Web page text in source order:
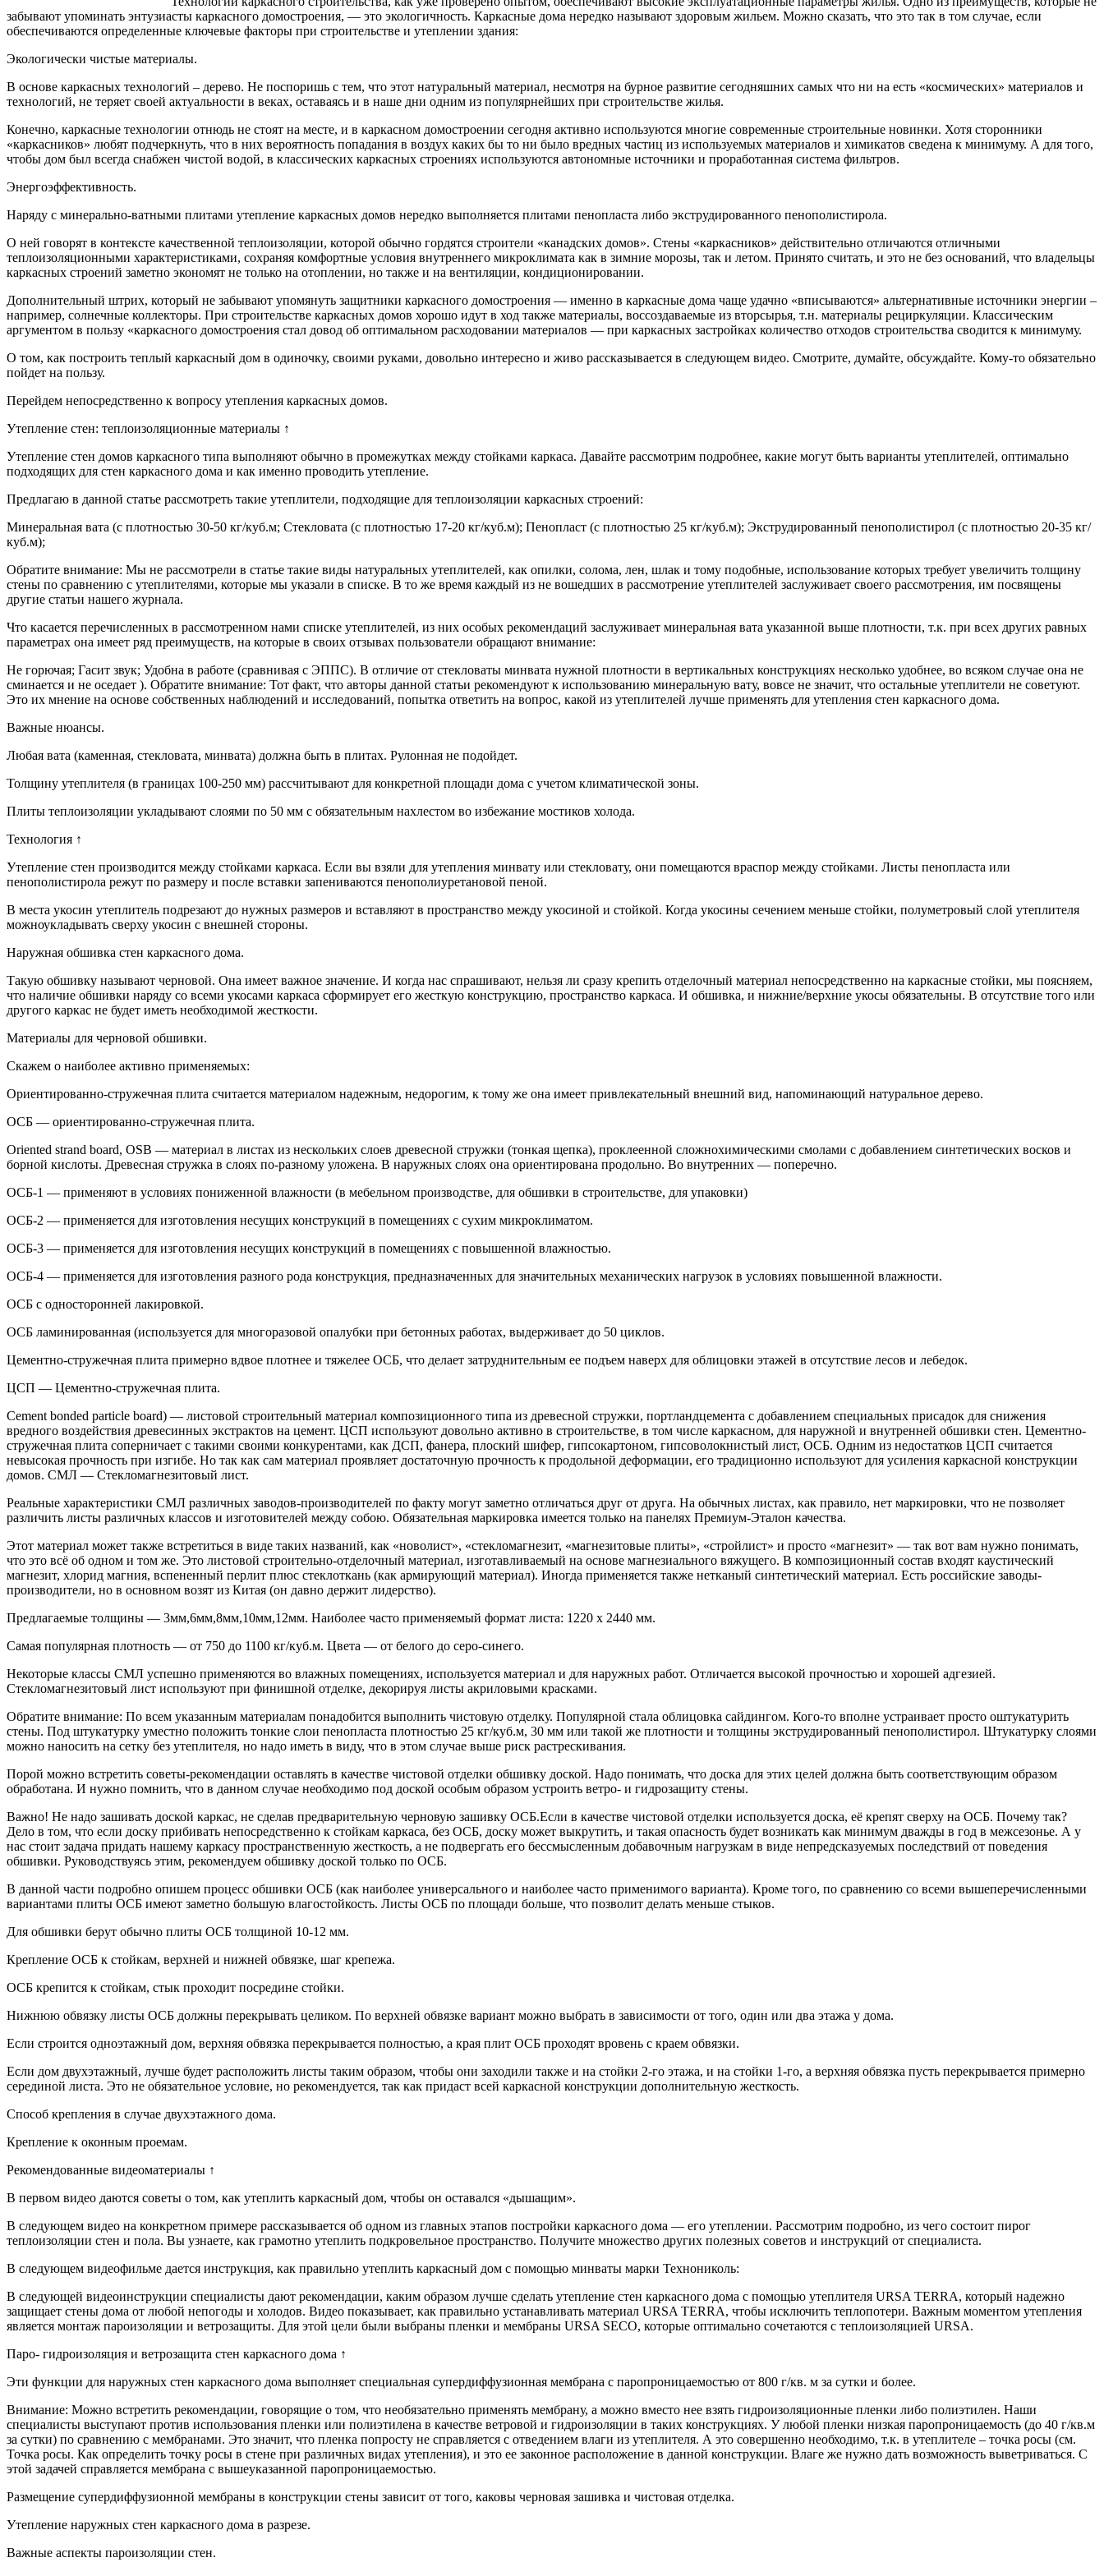
забывают упоминать энтузиасты каркасного домостроения, — это экологичность. Каркасные дома нередко называют здоровым жильем. Можно сказать, что это так в том случае, если
обеспечиваются определенные ключевые факторы при строительстве и утеплении здания:
Экологически чистые материалы.
В основе каркасных технологий – дерево. Не поспоришь с тем, что этот натуральный материал, несмотря на бурное развитие сегодняшних самых что ни на есть «космических» материалов и
технологий, не теряет своей актуальности в веках, оставаясь и в наше дни одним из популярнейших при строительстве жилья.
Конечно, каркасные технологии отнюдь не стоят на месте, и в каркасном домостроении сегодня активно используются многие современные строительные новинки. Хотя сторонники
«каркасников» любят подчеркнуть, что в них вероятность попадания в воздух каких бы то ни было вредных частиц из используемых материалов и химикатов сведена к минимуму. А для того,
чтобы дом был всегда снабжен чистой водой, в классических каркасных строениях используются автономные источники и проработанная система фильтров.
Энергоэффективность.
Наряду с минерально-ватными плитами утепление каркасных домов нередко выполняется плитами пенопласта либо экструдированного пенополистирола.
О ней говорят в контексте качественной теплоизоляции, которой обычно гордятся строители «канадских домов». Стены «каркасников» действительно отличаются отличными
теплоизоляционными характеристиками, сохраняя комфортные условия внутреннего микроклимата как в зимние морозы, так и летом. Принято считать, и это не без оснований, что владельцы
каркасных строений заметно экономят не только на отоплении, но также и на вентиляции, кондиционировании.
Дополнительный штрих, который не забывают упомянуть защитники каркасного домостроения — именно в каркасные дома чаще удачно «вписываются» альтернативные источники энергии –
например, солнечные коллекторы. При строительстве каркасных домов хорошо идут в ход также материалы, воссоздаваемые из вторсырья, т.н. материалы рециркуляции. Классическим
аргументом в пользу «каркасного домостроения стал довод об оптимальном расходовании материалов — при каркасных застройках количество отходов строительства сводится к минимуму.
О том, как построить теплый каркасный дом в одиночку, своими руками, довольно интересно и живо рассказывается в следующем видео. Смотрите, думайте, обсуждайте. Кому-то обязательно
пойдет на пользу.
Перейдем непосредственно к вопросу утепления каркасных домов.
Утепление стен: теплоизоляционные материалы ↑
Утепление стен домов каркасного типа выполняют обычно в промежутках между стойками каркаса. Давайте рассмотрим подробнее, какие могут быть варианты утеплителей, оптимально
подходящих для стен каркасного дома и как именно проводить утепление.
Предлагаю в данной статье рассмотреть такие утеплители, подходящие для теплоизоляции каркасных строений:
Минеральная вата (с плотностью 30-50 кг/куб.м; Стекловата (с плотностью 17-20 кг/куб.м); Пенопласт (с плотностью 25 кг/куб.м); Экструдированный пенополистирол (с плотностью 20-35 кг/
куб.м);
Обратите внимание: Мы не рассмотрели в статье такие виды натуральных утеплителей, как опилки, солома, лен, шлак и тому подобные, использование которых требует увеличить толщину
стены по сравнению с утеплителями, которые мы указали в списке. В то же время каждый из не вошедших в рассмотрение утеплителей заслуживает своего рассмотрения, им посвящены
другие статьи нашего журнала.
Что касается перечисленных в рассмотренном нами списке утеплителей, из них особых рекомендаций заслуживает минеральная вата указанной выше плотности, т.к. при всех других равных
параметрах она имеет ряд преимуществ, на которые в своих отзывах пользователи обращают внимание:
Не горючая; Гасит звук; Удобна в работе (сравнивая с ЭППС). В отличие от стекловаты минвата нужной плотности в вертикальных конструкциях несколько удобнее, во всяком случае она не
сминается и не оседает ). Обратите внимание: Тот факт, что авторы данной статьи рекомендуют к использованию минеральную вату, вовсе не значит, что остальные утеплители не советуют.
Это их мнение на основе собственных наблюдений и исследований, попытка ответить на вопрос, какой из утеплителей лучше применять для утепления стен каркасного дома.
Важные нюансы.
Любая вата (каменная, стекловата, минвата) должна быть в плитах. Рулонная не подойдет.
Толщину утеплителя (в границах 100-250 мм) рассчитывают для конкретной площади дома с учетом климатической зоны.
Плиты теплоизоляции укладывают слоями по 50 мм с обязательным нахлестом во избежание мостиков холода.
Технология ↑
Утепление стен производится между стойками каркаса. Если вы взяли для утепления минвату или стекловату, они помещаются враспор между стойками. Листы пенопласта или
пенополистирола режут по размеру и после вставки запениваются пенополиуретановой пеной.
В места укосин утеплитель подрезают до нужных размеров и вставляют в пространство между укосиной и стойкой. Когда укосины сечением меньше стойки, полуметровый слой утеплителя
можноукладывать сверху укосин с внешней стороны.
Наружная обшивка стен каркасного дома.
Такую обшивку называют черновой. Она имеет важное значение. И когда нас спрашивают, нельзя ли сразу крепить отделочный материал непосредственно на каркасные стойки, мы поясняем,
что наличие обшивки наряду со всеми укосами каркаса сформирует его жесткую конструкцию, пространство каркаса. И обшивка, и нижние/верхние укосы обязательны. В отсутствие того или
другого каркас не будет иметь необходимой жесткости.
Материалы для черновой обшивки.
Скажем о наиболее активно применяемых:
Ориентированно-стружечная плита считается материалом надежным, недорогим, к тому же она имеет привлекательный внешний вид, напоминающий натуральное дерево.
ОСБ — ориентированно-стружечная плита.
Oriented strand board, OSB — материал в листах из нескольких слоев древесной стружки (тонкая щепка), проклеенной сложнохимическими смолами с добавлением синтетических восков и
борной кислоты. Древесная стружка в слоях по-разному уложена. В наружных слоях она ориентирована продольно. Во внутренних — поперечно.
ОСБ-1 — применяют в условиях пониженной влажности (в мебельном производстве, для обшивки в строительстве, для упаковки)
ОСБ-2 — применяется для изготовления несущих конструкций в помещениях с сухим микроклиматом.
ОСБ-3 — применяется для изготовления несущих конструкций в помещениях с повышенной влажностью.
ОСБ-4 — применяется для изготовления разного рода конструкция, предназначенных для значительных механических нагрузок в условиях повышенной влажности.
ОСБ с односторонней лакировкой.
ОСБ ламинированная (используется для многоразовой опалубки при бетонных работах, выдерживает до 50 циклов.
Цементно-стружечная плита примерно вдвое плотнее и тяжелее ОСБ, что делает затруднительным ее подъем наверх для облицовки этажей в отсутствие лесов и лебедок.
ЦСП — Цементно-стружечная плита.
Сement bonded particle board) — листовой строительный материал композиционного типа из древесной стружки, портландцемента с добавлением специальных присадок для снижения
вредного воздействия древесинных экстрактов на цемент. ЦСП используют довольно активно в строительстве, в том числе каркасном, для наружной и внутренней обшивки стен. Цементно-
стружечная плита соперничает с такими своими конкурентами, как ДСП, фанера, плоский шифер, гипсокартоном, гипсоволокнистый лист, ОСБ. Одним из недостатков ЦСП считается
невысокая прочность при изгибе. Но так как сам материал проявляет достаточную прочность к продольной деформации, его традиционно используют для усиления каркасной конструкции
домов. СМЛ — Стекломагнезитовый лист.
Реальные характеристики СМЛ различных заводов-производителей по факту могут заметно отличаться друг от друга. На обычных листах, как правило, нет маркировки, что не позволяет
различить листы различных классов и изготовителей между собою. Обязательная маркировка имеется только на панелях Премиум-Эталон качества.
Этот материал может также встретиться в виде таких названий, как «новолист», «стекломагнезит, «магнезитовые плиты», «стройлист» и просто «магнезит» — так вот вам нужно понимать,
что это всё об одном и том же. Это листовой строительно-отделочный материал, изготавливаемый на основе магнезиального вяжущего. В композиционный состав входят каустический
магнезит, хлорид магния, вспененный перлит плюс стеклоткань (как армирующий материал). Иногда применяется также нетканый синтетический материал. Есть российские заводы-
производители, но в основном возят из Китая (он давно держит лидерство).
Предлагаемые толщины — 3мм,6мм,8мм,10мм,12мм. Наиболее часто применяемый формат листа: 1220 х 2440 мм.
Самая популярная плотность — от 750 до 1100 кг/куб.м. Цвета — от белого до серо-синего.
Некоторые классы СМЛ успешно применяются во влажных помещениях, используется материал и для наружных работ. Отличается высокой прочностью и хорошей адгезией.
Стекломагнезитовый лист используют при финишной отделке, декорируя листы акриловыми красками.
Обратите внимание: По всем указанным материалам понадобится выполнить чистовую отделку. Популярной стала облицовка сайдингом. Кого-то вполне устраивает просто оштукатурить
стены. Под штукатурку уместно положить тонкие слои пенопласта плотностью 25 кг/куб.м, 30 мм или такой же плотности и толщины экструдированный пенополистирол. Штукатурку слоями
можно наносить на сетку без утеплителя, но надо иметь в виду, что в этом случае выше риск растрескивания.
Порой можно встретить советы-рекомендации оставлять в качестве чистовой отделки обшивку доской. Надо понимать, что доска для этих целей должна быть соответствующим образом
обработана. И нужно помнить, что в данном случае необходимо под доской особым образом устроить ветро- и гидрозащиту стены.
Важно! Не надо зашивать доской каркас, не сделав предварительную черновую зашивку ОСБ.Если в качестве чистовой отделки используется доска, её крепят сверху на ОСБ. Почему так?
Дело в том, что если доску прибивать непосредственно к стойкам каркаса, без ОСБ, доску может выкрутить, и такая опасность будет возникать как минимум дважды в год в межсезонье. А у
нас стоит задача придать нашему каркасу пространственную жесткость, а не подвергать его бессмысленным добавочным нагрузкам в виде непредсказуемых последствий от поведения
обшивки. Руководствуясь этим, рекомендуем обшивку доской только по ОСБ.
В данной части подробно опишем процесс обшивки ОСБ (как наиболее универсального и наиболее часто применимого варианта). Кроме того, по сравнению со всеми вышеперечисленными
вариантами плиты ОСБ имеют заметно большую влагостойкость. Листы ОСБ по площади больше, что позволит делать меньше стыков.
Для обшивки берут обычно плиты ОСБ толщиной 10-12 мм.
Крепление ОСБ к стойкам, верхней и нижней обвязке, шаг крепежа.
ОСБ крепится к стойкам, стык проходит посредине стойки.
Нижнюю обвязку листы ОСБ должны перекрывать целиком. По верхней обвязке вариант можно выбрать в зависимости от того, один или два этажа у дома.
Если строится одноэтажный дом, верхняя обвязка перекрывается полностью, а края плит ОСБ проходят вровень с краем обвязки.
Если дом двухэтажный, лучше будет расположить листы таким образом, чтобы они заходили также и на стойки 2-го этажа, и на стойки 1-го, а верхняя обвязка пусть перекрывается примерно
серединой листа. Это не обязательное условие, но рекомендуется, так как придаст всей каркасной конструкции дополнительную жесткость.
Способ крепления в случае двухэтажного дома.
Крепление к оконным проемам.
Рекомендованные видеоматериалы ↑
В первом видео даются советы о том, как утеплить каркасный дом, чтобы он оставался «дышащим».
В следующем видео на конкретном примере рассказывается об одном из главных этапов постройки каркасного дома — его утеплении. Рассмотрим подробно, из чего состоит пирог
теплоизоляции стен и пола. Вы узнаете, как грамотно утеплить подкровельное пространство. Получите множество других полезных советов и инструкций от специалиста.
В следующем видеофильме дается инструкция, как правильно утеплить каркасный дом с помощью минваты марки Технониколь:
В следующей видеоинструкции специалисты дают рекомендации, каким образом лучше сделать утепление стен каркасного дома с помощью утеплителя URSA TERRA, который надежно
защищает стены дома от любой непогоды и холодов. Видео показывает, как правильно устанавливать материал URSA TERRA, чтобы исключить теплопотери. Важным моментом утепления
является монтаж пароизоляции и ветрозащиты. Для этой цели были выбраны пленки и мембраны URSA SECO, которые оптимально сочетаются с теплоизоляцией URSA.
Паро- гидроизоляция и ветрозащита стен каркасного дома ↑
Эти функции для наружных стен каркасного дома выполняет специальная супердиффузионная мембрана с паропроницаемостью от 800 г/кв. м за сутки и более.
Внимание: Можно встретить рекомендации, говорящие о том, что необязательно применять мембрану, а можно вместо нее взять гидроизоляционные пленки либо полиэтилен. Наши
специалисты выступают против использования пленки или полиэтилена в качестве ветровой и гидроизоляции в таких конструкциях. У любой пленки низкая паропроницаемость (до 40 г/кв.м
за сутки) по сравнению с мембранами. Это значит, что пленка попросту не справляется с отведением влаги из утеплителя. А это совершенно необходимо, т.к. в утеплителе – точка росы (см.
Точка росы. Как определить точку росы в стене при различных видах утепления), и это ее законное расположение в данной конструкции. Влаге же нужно дать возможность выветриваться. С
этой задачей справляется мембрана с вышеуказанной паропроницаемостью.
Размещение супердиффузионной мембраны в конструкции стены зависит от того, каковы черновая зашивка и чистовая отделка.
Утепление наружных стен каркасного дома в разрезе.
Важные аспекты пароизоляции стен.